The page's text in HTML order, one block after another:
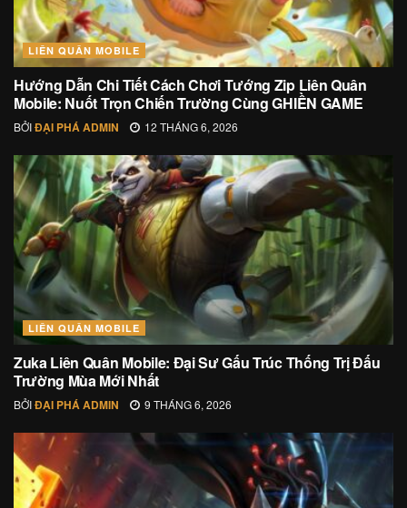
LIÊN QUÂN MOBILE
Hướng Dẫn Chi Tiết Cách Chơi Tướng Zip Liên Quân
Mobile: Nuốt Trọn Chiến Trường Cùng GHIỀN GAME
BỞIĐẠI PHÁ ADMIN 12 THÁNG 6, 2026
LIÊN QUÂN MOBILE
Zuka Liên Quân Mobile: Đại Sư Gấu Trúc Thống Trị Đấu
Trường Mùa Mới Nhất
BỞIĐẠI PHÁ ADMIN 9 THÁNG 6, 2026